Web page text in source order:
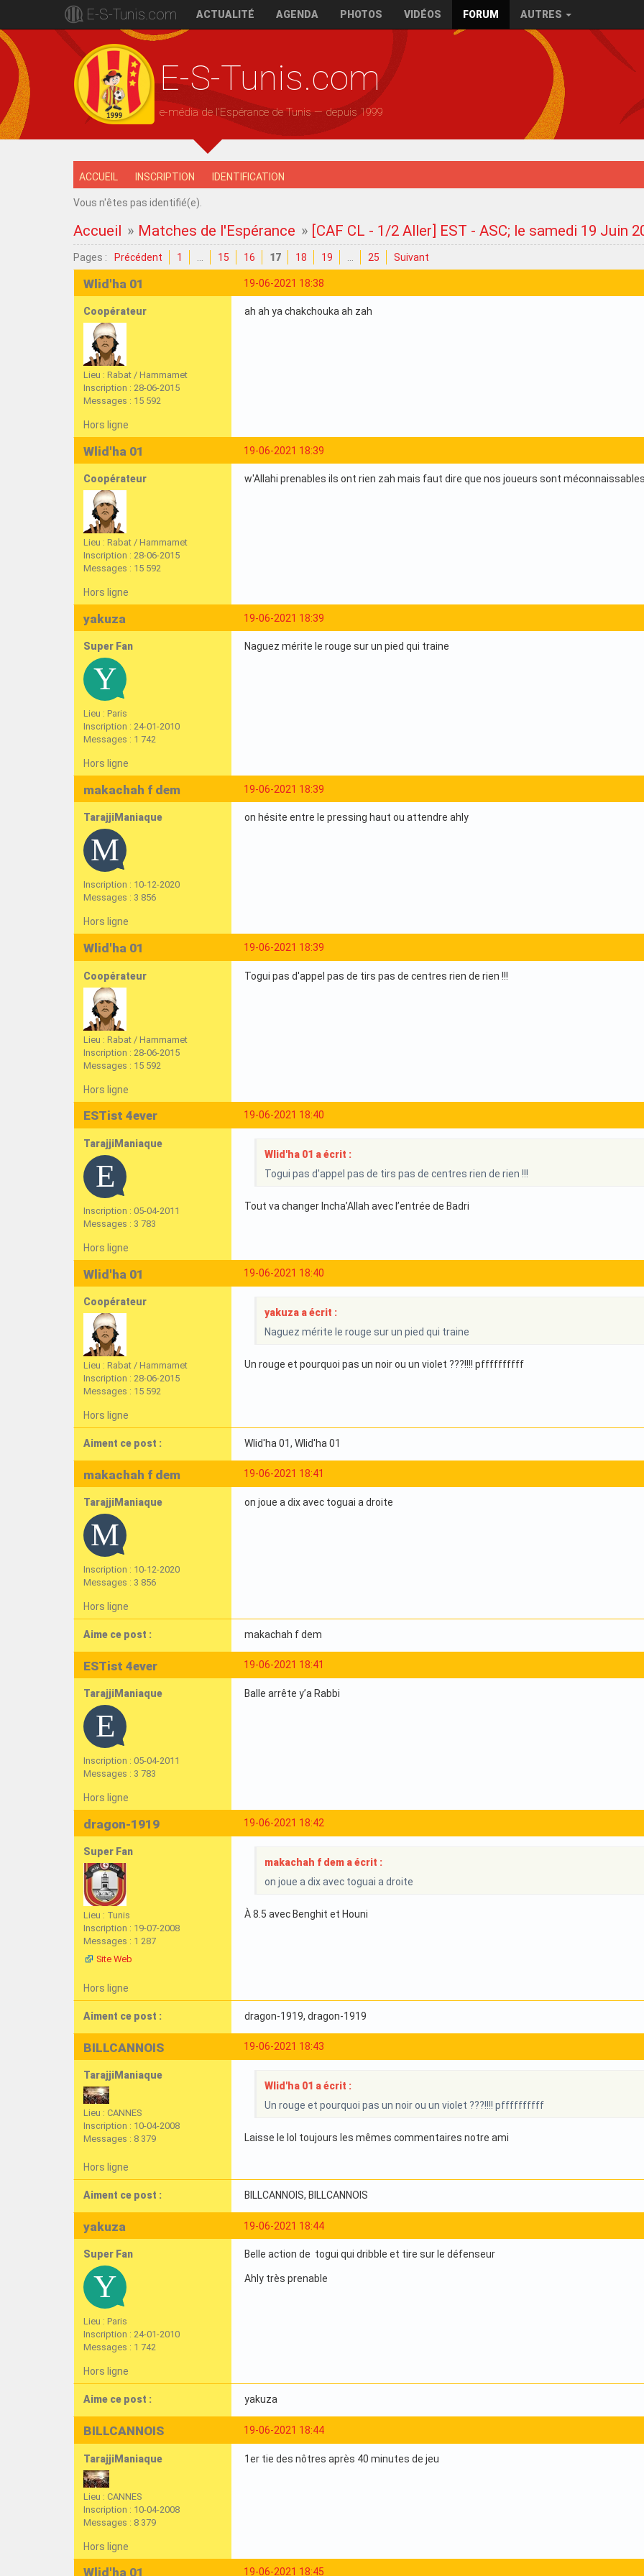
E-S-Tunis.com ACTUALITÉ AGENDA PHOTOS VIDÉOS FORUM AUTRES
E-S-Tunis.com
e-média de l'Espérance de Tunis — depuis 1999
ACCUEIL INSCRIPTION IDENTIFICATION
Vous n'êtes pas identifié(e).
Accueil » Matches de l'Espérance » [CAF CL - 1/2 Aller] EST - ASC; le samedi 19 Juin
Pages : Précédent 1 15 16 17 18 19 25 Suivant
19-06-2021 18:38
Wlid'ha 01
Coopérateur
Lieu : Rabat / Hammamet
Inscription : 28-06-2015
Messages : 15 592
ah ah ya chakchouka ah zah
Hors ligne
19-06-2021 18:39
Wlid'ha 01
Coopérateur
Lieu : Rabat / Hammamet
Inscription : 28-06-2015
Messages : 15 592
w'Allahi prenables ils ont rien zah mais faut dire que nos joueurs sont
Hors ligne
19-06-2021 18:39
yakuza
Super Fan
Lieu : Paris
Inscription : 24-01-2010
Messages : 1 742
Naguez mérite le rouge sur un pied qui traine
Hors ligne
19-06-2021 18:39
makachah f dem
TarajjiManiaque
Inscription : 10-12-2020
Messages : 3 856
on hésite entre le pressing haut ou attendre ahly
Hors ligne
19-06-2021 18:39
Wlid'ha 01
Coopérateur
Lieu : Rabat / Hammamet
Inscription : 28-06-2015
Messages : 15 592
Togui pas d'appel pas de tirs pas de centres rien de rien !!!
Hors ligne
19-06-2021 18:40
ESTist 4ever
TarajjiManiaque
Inscription : 05-04-2011
Messages : 3 783
Wlid'ha 01 a écrit :
Togui pas d'appel pas de tirs pas de centres rien de rien !!!
Tout va changer Incha’Allah avec l’entrée de Badri
Hors ligne
19-06-2021 18:40
Wlid'ha 01
Coopérateur
Lieu : Rabat / Hammamet
Inscription : 28-06-2015
Messages : 15 592
yakuza a écrit :
Naguez mérite le rouge sur un pied qui traine
Un rouge et pourquoi pas un noir ou un violet ???!!!! pffffffffff
Hors ligne
Aiment ce post : Wlid'ha 01, Wlid'ha 01
19-06-2021 18:41
makachah f dem
TarajjiManiaque
Inscription : 10-12-2020
Messages : 3 856
on joue a dix avec toguai a droite
Hors ligne
Aime ce post : makachah f dem
19-06-2021 18:41
ESTist 4ever
TarajjiManiaque
Inscription : 05-04-2011
Messages : 3 783
Balle arrête y’a Rabbi
Hors ligne
19-06-2021 18:42
dragon-1919
Super Fan
Lieu : Tunis
Inscription : 19-07-2008
Messages : 1 287
Site Web
makachah f dem a écrit :
on joue a dix avec toguai a droite
À 8.5 avec Benghit et Houni
Hors ligne
Aiment ce post : dragon-1919, dragon-1919
19-06-2021 18:43
BILLCANNOIS
TarajjiManiaque
Lieu : CANNES
Inscription : 10-04-2008
Messages : 8 379
Wlid'ha 01 a écrit :
Un rouge et pourquoi pas un noir ou un violet ???!!!! pffffffffff
Laisse le lol toujours les mêmes commentaires notre ami
Hors ligne
Aiment ce post : BILLCANNOIS, BILLCANNOIS
19-06-2021 18:44
yakuza
Super Fan
Lieu : Paris
Inscription : 24-01-2010
Messages : 1 742
Belle action de togui qui dribble et tire sur le défenseur
Ahly très prenable
Hors ligne
Aime ce post : yakuza
19-06-2021 18:44
BILLCANNOIS
TarajjiManiaque
Lieu : CANNES
Inscription : 10-04-2008
Messages : 8 379
1er tie des nôtres après 40 minutes de jeu
Hors ligne
19-06-2021 18:45
Wlid'ha 01